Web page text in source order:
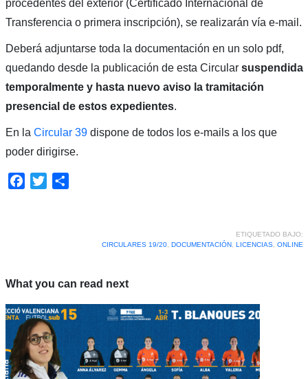
procedentes del exterior (Certificado Internacional de
Transferencia o primera inscripción), se realizarán vía e-mail.
Deberá adjuntarse toda la documentación en un solo pdf,
quedando desde la publicación de esta Circular suspendida
temporalmente y hasta nuevo aviso la tramitación
presencial de estos expedientes.
En la Circular 39dispone de todos los e-mails a los que
poder dirigirse.
Facebook
Twitter
ETIQUETADO BAJO:
CIRCULARES 19/20, DOCUMENTACIÓN, LICENCIAS, ONLINE
What you can read next